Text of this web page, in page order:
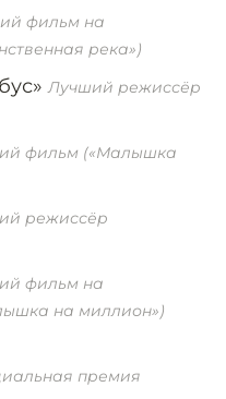
фильм на
река»)
Лучший режиссёр
фильм («Малышка
режиссёр
фильм на
на миллион»)
премия